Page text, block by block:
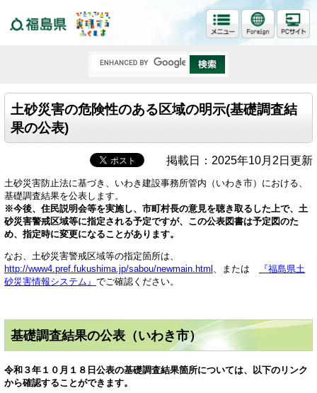
土砂災害の危険性のある区域の明示(基礎調査結
果の公表)
掲載日：2025年10月2日更新
土砂災害防止法に基づき、いわき建設事務所管内（いわき市）における、
基礎調査結果を公表します。
※今後、住民説明会等を実施し、市町村長の意見を聴き取るした上で、土
砂災害警戒区域等に指定される予定ですが、この公表図書は予定図のた
め、指定時に変更になることがあります。
なお、土砂災害警戒区域等の指定箇所は、
http://www4.pref.fukushima.jp/sabou/newmain.html 、または
『福島県土
砂災害情報システム』 でご確認ください。
基礎調査結果の公表（いわき市）
令和３年１０月１８日公表の基礎調査結果箇所については、以下のリンク
から確認することができます。